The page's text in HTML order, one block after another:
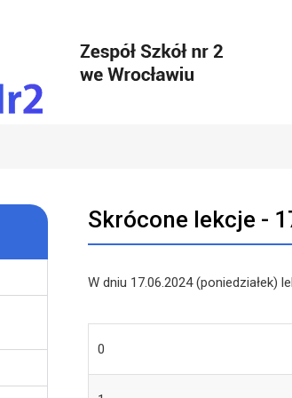
Skrócone lekcje -
W dniu 17.06.2024
0